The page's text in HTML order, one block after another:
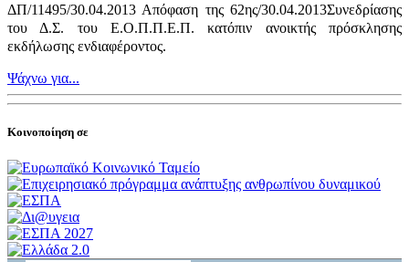
ΔΠ/11495/30.04.2013 Απόφαση της 62ης/30.04.2013Συνεδρίασης
του Δ.Σ. του Ε.Ο.Π.Π.Ε.Π. κατόπιν ανοικτής πρόσκλησης
εκδήλωσης ενδιαφέροντος.
Ψάχνω για...
Κοινοποίηση σε